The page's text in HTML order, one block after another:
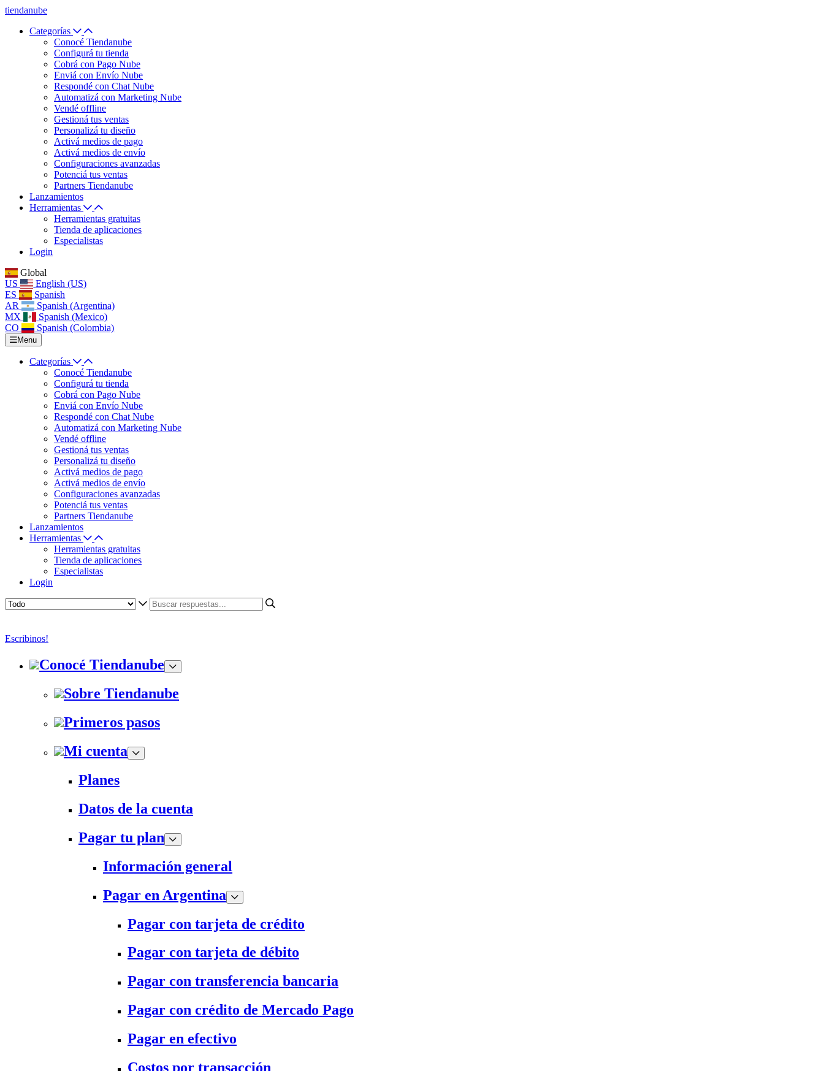
tiendanube
Categorías
Conocé Tiendanube
Configurá tu tienda
Cobrá con Pago Nube
Enviá con Envío Nube
Respondé con Chat Nube
Automatizá con Marketing Nube
Vendé offline
Gestioná tus ventas
Personalizá tu diseño
Activá medios de pago
Activá medios de envío
Configuraciones avanzadas
Potenciá tus ventas
Partners Tiendanube
Lanzamientos
Herramientas
Herramientas gratuitas
Tienda de aplicaciones
Especialistas
Login
Global
US
English (US)
ES
Spanish
AR
Spanish (Argentina)
MX
Spanish (Mexico)
CO
Spanish (Colombia)
Menu
Categorías
Conocé Tiendanube
Configurá tu tienda
Cobrá con Pago Nube
Enviá con Envío Nube
Respondé con Chat Nube
Automatizá con Marketing Nube
Vendé offline
Gestioná tus ventas
Personalizá tu diseño
Activá medios de pago
Activá medios de envío
Configuraciones avanzadas
Potenciá tus ventas
Partners Tiendanube
Lanzamientos
Herramientas
Herramientas gratuitas
Tienda de aplicaciones
Especialistas
Login
Escribinos!
Conocé Tiendanube
Sobre Tiendanube
Primeros pasos
Mi cuenta
Planes
Datos de la cuenta
Pagar tu plan
Información general
Pagar en Argentina
Pagar con tarjeta de crédito
Pagar con tarjeta de débito
Pagar con transferencia bancaria
Pagar con crédito de Mercado Pago
Pagar en efectivo
Costos por transacción